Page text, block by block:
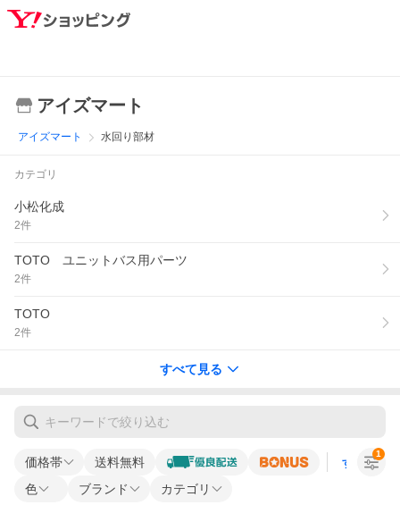
アイズマート
アイズマート 水回り部材
カテゴリ
小松化成
2件
TOTO ユニットバス用パーツ
2件
TOTO
2件
すべて見る
価格帯 送料無料 すべての条
色 ブランド カテゴリ
1